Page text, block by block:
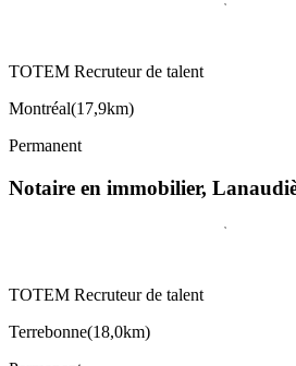
TOTEM Recruteur de talent
Montréal(17,9km)
Permanent
Notaire en immobilier,
TOTEM Recruteur de talent
Terrebonne(18,0km)